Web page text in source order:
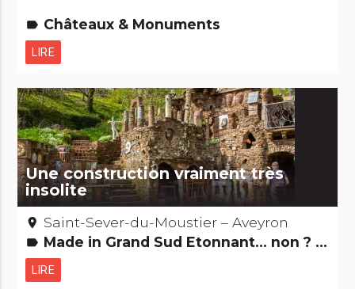
label Châteaux & Monuments
LIRE
Une construction vraiment très
insolite
place Saint-Sever-du-Moustier – Aveyron
label Made in Grand Sud Etonnant... non ? Edifices remarquables
LIRE